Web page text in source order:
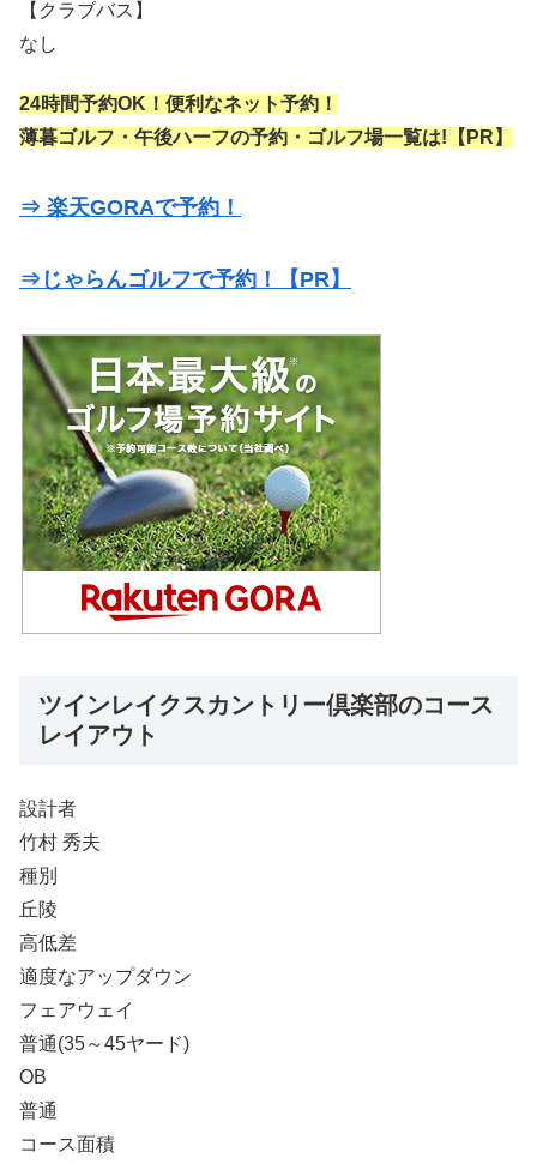
【クラブバス】
なし
24時間予約OK！便利なネット予約！
薄暮ゴルフ・午後ハーフの予約・ゴルフ場一覧は!【PR】
⇒ 楽天GORAで予約！
⇒じゃらんゴルフで予約！【PR】
ツインレイクスカントリー倶楽部のコース
レイアウト
設計者
竹村 秀夫
種別
丘陵
高低差
適度なアップダウン
フェアウェイ
普通(35～45ヤード)
OB
普通
コース面積